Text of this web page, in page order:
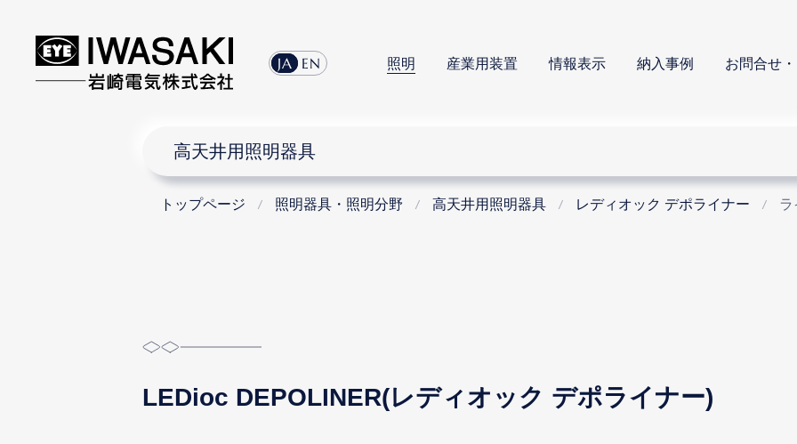
JA EN 照明 産業用装置 情報表示 納入事例 お問合せ
高天井用照明器具
トップページ 照明器具・照明分野 高天井用照明器具 レディオック デポライナー ラ
LEDioc DEPOLINER(レディオック デポライナー)
menu